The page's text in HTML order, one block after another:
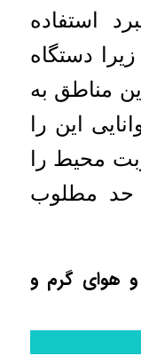
استفاده
دستگاه
مناطق به
این را
محیط را
حد مطلوب
هوای گرم و